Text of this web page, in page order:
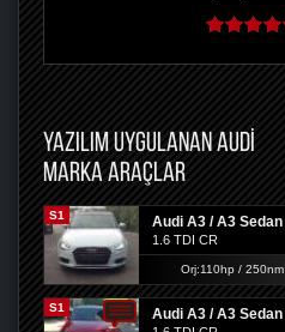
YAZILIM UYGULANAN AUDI
MARKA ARAÇLAR
S1 Audi A3 / A3 Sedan
1.6 TDI CR
Orj:110hp / 250nm
S1 Audi A3 / A3 Sedan